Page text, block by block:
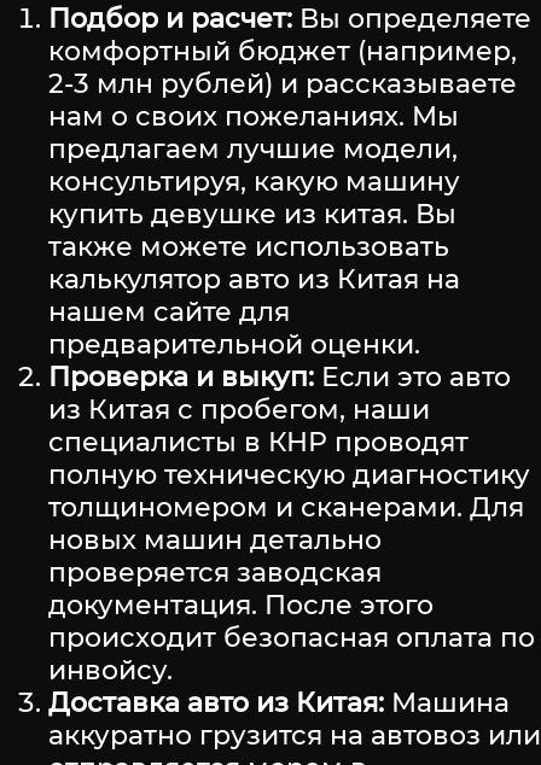
Подбор и расчет: Вы определяете
комфортный бюджет (например,
2-3 млн рублей) и рассказываете
нам о своих пожеланиях. Мы
предлагаем лучшие модели,
консультируя, какую машину
купить девушке из китая. Вы
также можете использовать
калькулятор авто из Китая на
нашем сайте для
предварительной оценки.
Проверка и выкуп: Если это авто
из Китая с пробегом, наши
специалисты в КНР проводят
полную техническую диагностику
толщиномером и сканерами. Для
новых машин детально
проверяется заводская
документация. После этого
происходит безопасная оплата по
инвойсу.
Доставка авто из Китая: Машина
аккуратно грузится на автовоз или